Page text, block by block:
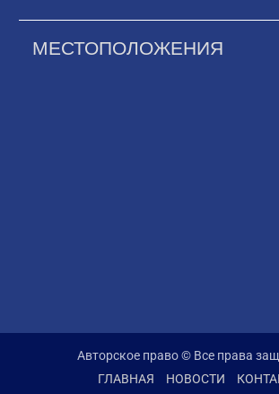
МЕСТОПОЛОЖЕНИЯ
Авторское право © Все права
ГЛАВНАЯ
НОВОСТИ